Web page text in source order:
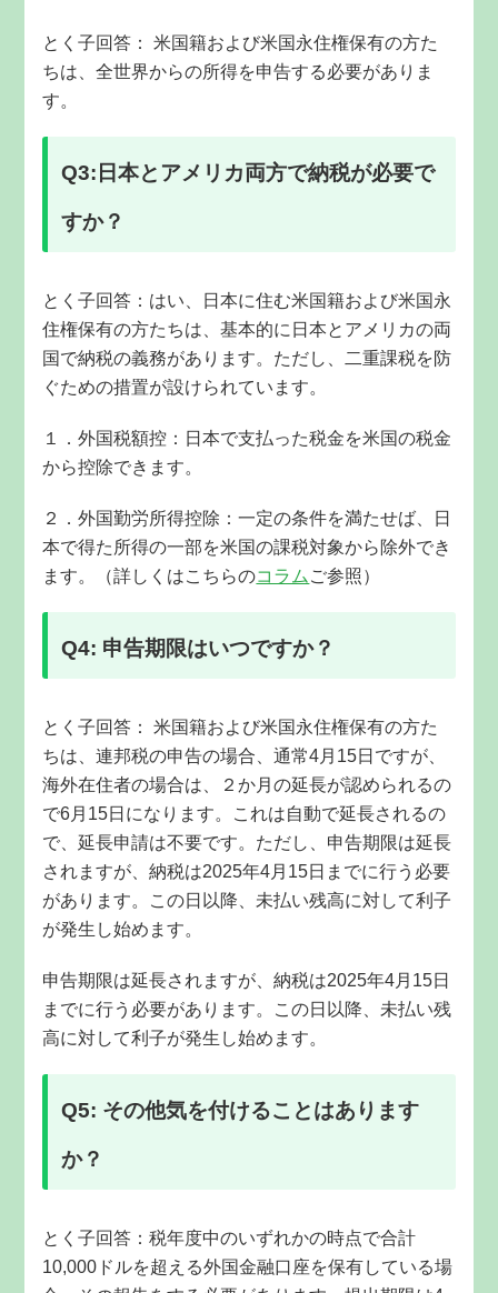
とく子回答：
米国籍および米国永住権保有の方た
ちは、全世界からの所得を申告する必要がありま
す。
Q3:日本とアメリカ両方で納税が必要で
すか？
とく子回答：はい、日本に住む米国籍および米国永
住権保有の方たちは 、基本的に日本とアメリカの両
国で納税の義務があります。ただし、二重課税を防
ぐための措置が設けられています。
１．外国税額控：日本で支払った税金を米国の税金
から控除できます。
２．外国勤労所得控除：一定の条件を満たせば、日
本で得た所得の一部を米国の課税対象から除外でき
ます。（詳しくはこちらのコラム ご参照）
Q4: 申告期限はいつですか？
とく子回答：
米国籍および米国永住権保有の方た
ちは、連邦税の申告の場合、通常4月15日ですが、
海外在住者の場合は、２か月の延長が認められるの
で6月15日になります。これは自動で延長されるの
で、延長申請は不要です。ただし、申告期限は延長
されますが、納税は2025年4月15日までに行う必要
があります。この日以降、未払い残高に対して利子
が発生し始めます。
申告期限は延長されますが、納税は2025年4月15日
までに行う必要があります。この日以降、未払い残
高に対して利子が発生し始めます。
Q5: その他気を付けることはあります
か？
とく子回答：税年度中のいずれかの時点で合計
10,000ドルを超える外国金融口座を保有している場